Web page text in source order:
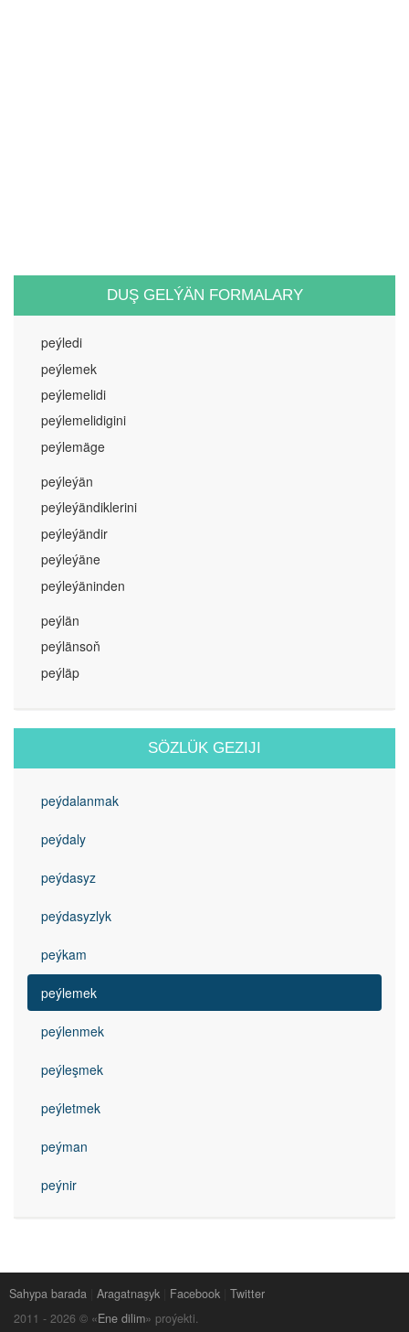
DUŞ GELÝÄN FORMALARY
peýledi
peýlemek
peýlemelidi
peýlemelidigini
peýlemäge
peýleýän
peýleýändiklerini
peýleýändir
peýleýäne
peýleýäninden
peýlän
peýlänsoň
peýläp
SÖZLÜK GEZIJI
peýdalanmak
peýdaly
peýdasyz
peýdasyzlyk
peýkam
peýlemek
peýlenmek
peýleşmek
peýletmek
peýman
peýnir
Sahypa barada Aragatnaşyk Facebook
Twitter
2011 - 2026 © «Ene dilim» proýekti.